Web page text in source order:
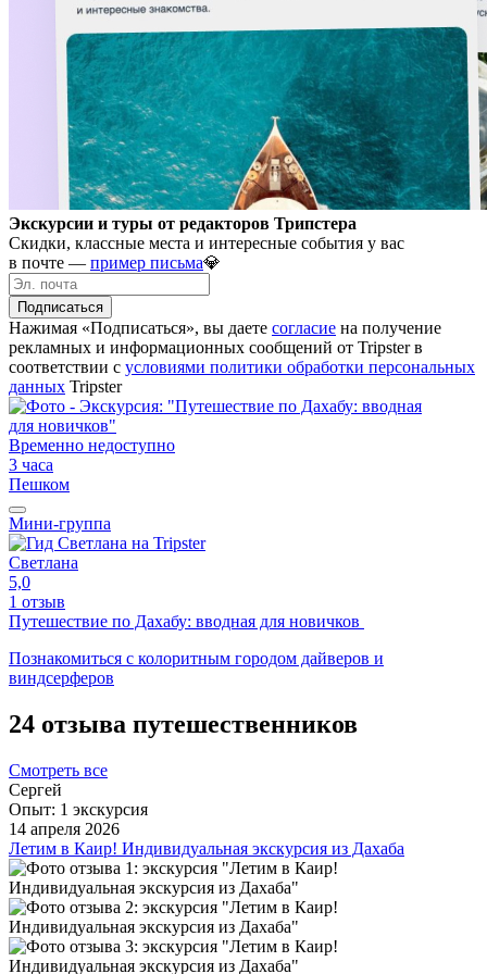
Экскурсии и туры от редакторов Трипстера
Скидки, классные места и интересные события у вас
в почте — пример письма💎
Подписаться
Нажимая «Подписаться», вы даете согласие на получение
рекламных и информационных сообщений от Tripster в
соответствии c условиями политики обработки персональных
данных Tripster
Временно недоступно
3 часа
Пешком
Мини-группа
Светлана
5,0
1 отзыв
Путешествие по Дахабу: вводная для новичков
Познакомиться с колоритным городом дайверов и
виндсерферов
24 отзыва путешественников
Смотреть все
Сергей
Опыт: 1 экскурсия
14 апреля 2026
Летим в Каир! Индивидуальная экскурсия из Дахаба
Всем привет и привет Махмуду и его потрясающей
команде. Вчера они погрузили нас с супругой на день в
историю древнего Египта. Итак, давайте по порядку.
Бронирование на Tripster и много-много моих вопросов
перед внесением залога. У меня было много вопросов по
деталям. Кто меня где встретит, как мы найдём друг друга в